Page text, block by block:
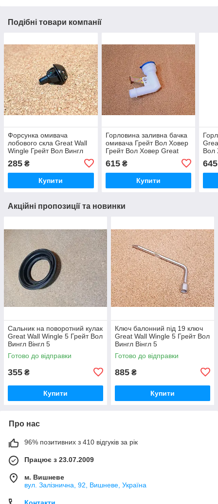
Подібні товари компанії
Форсунка омивача
лобового скла Great Wall
Wingle Грейт Вол Вингл
285 ₴
Купити
Горловина заливна бачка
омивача Грейт Вол Ховер
Грейт Вол Ховер Great
Ховер
615₴
Купити
Вол
645
Акційні пропозиції та новинки
Сальник на поворотний кулак
Great Wall Wingle 5 Грейт Вол
Вингл Вінгл 5
Готово до відправки
355 ₴
Купити
Ключ балонний під 19 ключ
Great Wall Wingle 5 Грейт Вол
Вингл Вінгл 5
Готово до відправки
885 ₴
Купити
Про нас
96% позитивних з 410 відгуків за рік
Працює з 23.07.2009
м. Вишневе
вул. Залізнична, 92, Вишневе, Україна